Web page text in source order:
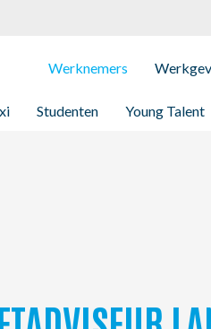
Werknemers
Studenten Young Talent